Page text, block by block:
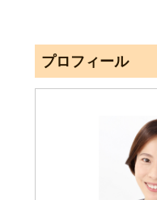
プロフィール